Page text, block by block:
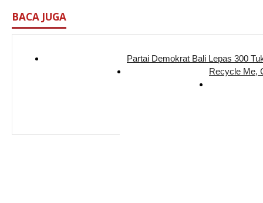
BACA JUGA
Partai Demokrat Bali Lepas 300
Recycle Me,